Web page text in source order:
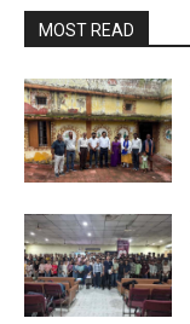
MOST READ